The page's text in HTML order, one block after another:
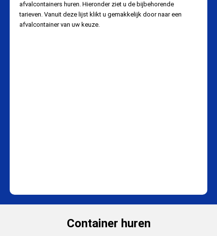
afvalcontainers huren. Hieronder ziet u de bijbehorende
tarieven. Vanuit deze lijst klikt u gemakkelijk door naar een
afvalcontainer van uw keuze.
Container huren